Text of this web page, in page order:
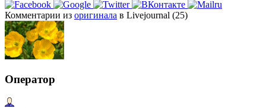
Комментарии из оригинала в Livejournal (25)
Оператор